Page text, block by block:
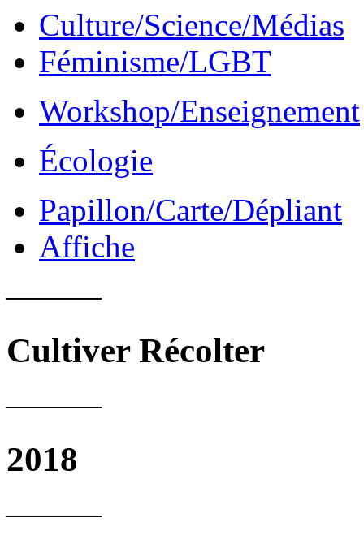
Culture/Science/Médias
Féminisme/LGBT
Workshop/Enseignement
Écologie
Papillon/Carte/Dépliant
Affiche
———
Cultiver Récolter
———
2018
———